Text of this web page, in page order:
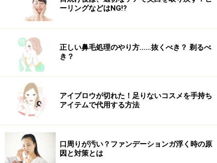
ーリングなどはNG!?
正しい鼻毛処理のやり方……抜くべき？ 剃るべ
き？
アイブロウが切れた！足りないコスメを手持ち
アイテムで代用する方法
口周りが汚い？ファンデーションガ浮く時の原
因と対策とは